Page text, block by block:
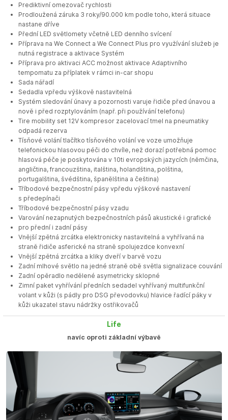
Prediktivní omezovač rychlosti
Prodloužená záruka 3 roky/90.000 km podle toho, která situace
nastane dříve
Přední LED světlomety včetně LED denního svícení
Příprava na We Connect a We Connect Plus pro využívání služeb je
nutná registrace a aktivace Systém
Příprava pro aktivaci ACC možnost aktivace Adaptivního
tempomatu za příplatek v rámci in-car shopu
Sada nářadí
Sedadla vpředu výškově nastavitelná
Systém sledování únavy a pozornosti varuje řidiče před únavou a
nově i před rozptylováním (např. při používání telefonu)
Tire mobility set 12V kompresor zacelovací tmel na pneumatiky
odpadá rezerva
Tísňové volání tlačítko tísňového volání ve voze umožňuje
telefonickou hlasovou péči do chvíle, než dorazí potřebná pomoc
hlasová péče je poskytována v 10ti evropských jazycích (němčina,
angličtina, francouzština, italština, holandština, polština,
portugalština, švédština, španělština a čeština)
Tříbodové bezpečnostní pásy vpředu výškové nastavení
s předepínači
Tříbodové bezpečnostní pásy vzadu
Varování nezapnutých bezpečnostních pásů akustické i grafické
pro přední i zadní pásy
Vnější zpětná zrcátka elektronicky nastavitelná a vyhřívaná na
straně řidiče asferické na straně spolujezdce konvexní
Vnější zpětná zrcátka a kliky dveří v barvě vozu
Zadní mlhové světlo na jedné straně obě světla signalizace couvání
Zadní opěradlo nedělené asymetricky sklopné
Zimní paket vyhřívání předních sedadel vyhřívaný multifunkční
volant v kůži (s pádly pro DSG převodovku) hlavice řadící páky v
kůži ukazatel stavu nádržky ostřikovačů
Life
navíc oproti základní výbavě